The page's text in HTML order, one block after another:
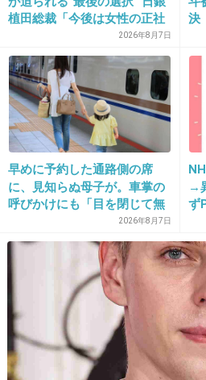
+531
24. 匿名2013/10/10(木) 23:42:24
あっちゃんがしてるの想
ww
25. 匿名 2013/10/10(木) 23:42:28
きんもー！！！！
+303
26. 匿名 2013/10/10(木) 23:42:36
植田総裁「今後は女性の正社
員化と外国人の人材活用が
鍵」
2026年8月7日
決
早めに予約した通路側の席
に、見知らぬ母子が。車掌の
呼びかけにも「目を閉じて無
視」して居座られました。無
理やり奪われた席は、結
局“やったもん勝ち”になって
しまうのでしょうか？
2026年8月7日
→
ず
か
題